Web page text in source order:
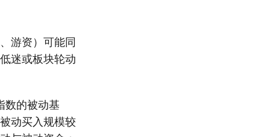
游资）可能同
迷或板块轮动
数的被动基
动买入规模较